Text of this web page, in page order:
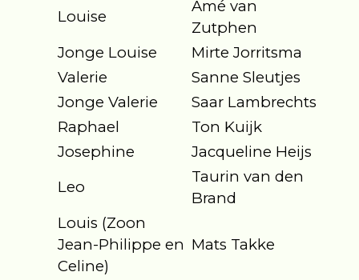
Louise
Amé van
Zutphen
Jonge Louise
Mirte Jorritsma
Valerie
Sanne Sleutjes
Jonge Valerie
Saar Lambrechts
Raphael
Ton Kuijk
Josephine
Jacqueline Heijs
Leo
Taurin van den
Brand
Louis (Zoon
Jean-Philippe en
Celine)
Mats Takke